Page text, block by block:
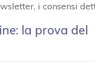
i consensi
la prova del